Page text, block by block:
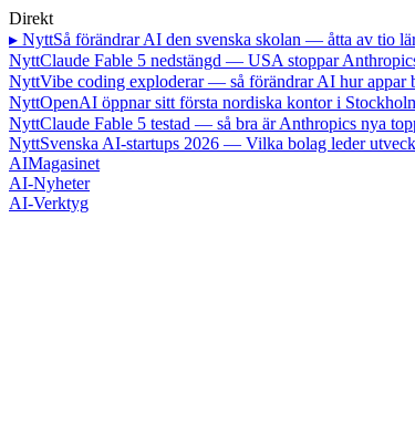
Direkt
▸ NyttSå förändrar AI den svenska skolan — åtta av tio
NyttClaude Fable 5 nedstängd — USA stoppar
NyttVibe coding exploderar — så förändrar AI hur appar
NyttOpenAI öppnar sitt första nordiska kontor i
NyttClaude Fable 5 testad — så bra är Anthropics nya
NyttSvenska AI-startups 2026 — Vilka bolag leder
AIMagasinet
AI-Nyheter
AI-Verktyg